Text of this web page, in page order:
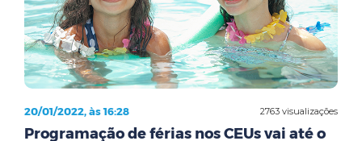
2763 visualizações
20/01/2022, às 16:28
Programação de férias nos CEUs vai até o